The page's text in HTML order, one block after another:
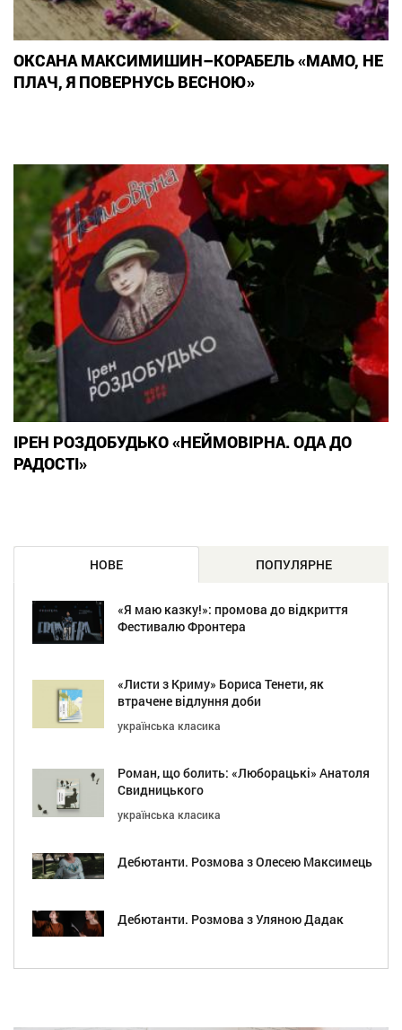
ОКСАНА МАКСИМИШИН–КОРАБЕЛЬ «МАМО, НЕ
ПЛАЧ, Я ПОВЕРНУСЬ ВЕСНОЮ»
ІРЕН РОЗДОБУДЬКО «НЕЙМОВІРНА. ОДА ДО
РАДОСТІ»
НОВЕ ПОПУЛЯРНЕ
«Я маю казку!»: промова до відкриття
Фестивалю Фронтера
«Листи з Криму» Бориса Тенети, як
втрачене відлуння доби
українська класика
Роман, що болить: «Люборацькі» Анатоля
Свидницького
українська класика
Дебютанти. Розмова з Олесею Максимець
Дебютанти. Розмова з Уляною Дадак